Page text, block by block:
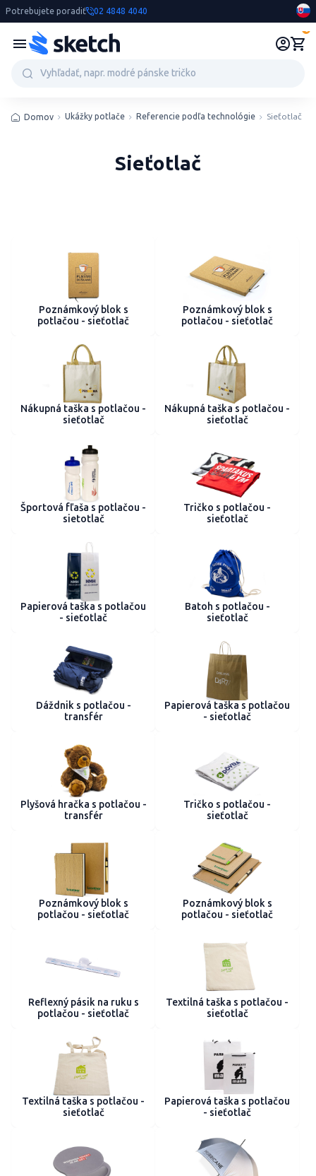
Potrebujete poradiť 02 4848 4040
Domov Ukážky potlače Referencie podľa technológie Sieťotlač
Sieťotlač
Poznámkový blok s
potlačou - sieťotlač
Poznámkový blok s
potlačou - sieťotlač
Nákupná taška s potlačou -
sieťotlač
Nákupná taška s potlačou -
sieťotlač
Športová fľaša s potlačou -
sietotlač
Tričko s potlačou -
sieťotlač
Papierová taška s potlačou
- sieťotlač
Batoh s potlačou -
sieťotlač
Dáždnik s potlačou -
transfér
Papierová taška s potlačou
- sieťotlač
Plyšová hračka s potlačou -
transfér
Tričko s potlačou -
sieťotlač
Poznámkový blok s
potlačou - sieťotlač
Poznámkový blok s
potlačou - sieťotlač
Reflexný pásik na ruku s
potlačou - sieťotlač
Textilná taška s potlačou -
sieťotlač
Textilná taška s potlačou -
sieťotlač
Papierová taška s potlačou
- sieťotlač